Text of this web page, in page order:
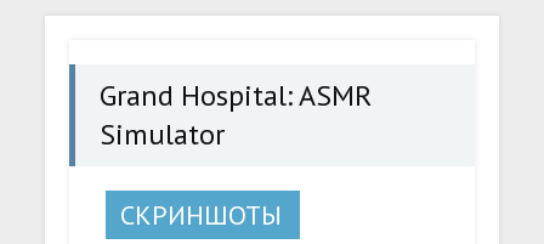
Grand Hospital: ASMR Simulator (Много денег) на
Grand Hospital: ASMR
Simulator
СКРИНШОТЫ